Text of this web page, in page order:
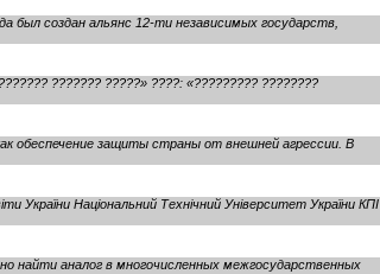
создан альянс 12-ти независимых государств,
??????? ?????» ????: «????????? ????????
обеспечение защиты страны от внешней агрессии. В
України Національний Технічний Університет України КПІ
аналог в многочисленных межгосударственных